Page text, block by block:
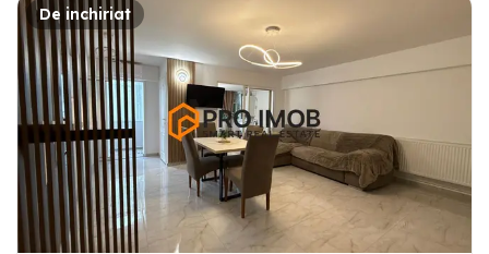
De inchiriat